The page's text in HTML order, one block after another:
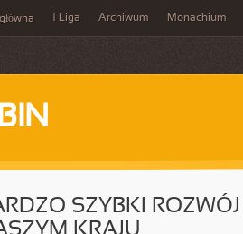
1 Liga Archiwum Monachium
SZYBKI